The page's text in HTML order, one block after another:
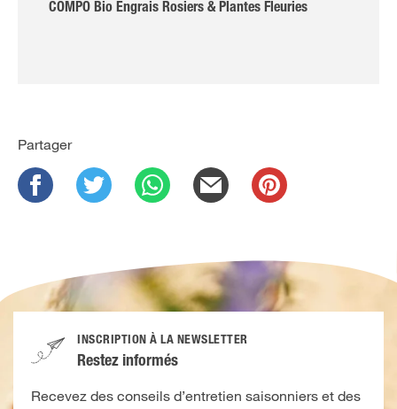
COMPO Bio Engrais Rosiers & Plantes Fleuries
Partager
INSCRIPTION À LA NEWSLETTER
Restez informés
Recevez des conseils d’entretien saisonniers et des